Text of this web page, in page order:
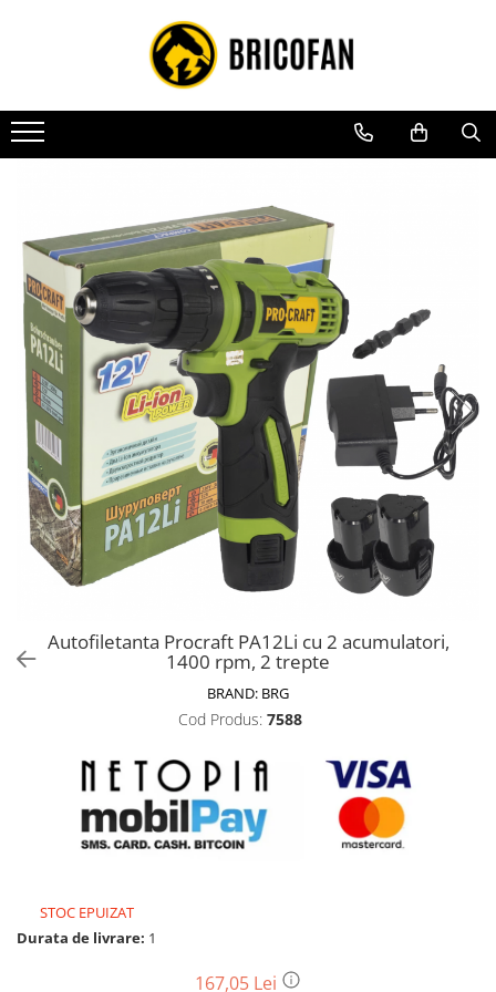
Toate Produsele
Vehicule electrice
Atv
Masini electrice
Motocross
Piese de schimb vehicule electrice
Scutere electrice
Scutere pe benzina
Tricicluri cargo fara permis
Tricicluri persoane
Trotinete electrice
Biciclete, trotinete, triciclete
Biciclete electrice
Triciclete
Motoburghie si accesorii
Drujbe pe benzina
Drujbe cu acumulator
Consumabile drujbe, fierastraie
Unelte electrice busteni
Mori cereale si batoze porumb
Batoze - mori desfacat porumb
Autofiletanta Procraft PA12Li cu 2 acumulatori,
1400 rpm, 2 trepte
BRAND: BRG
Cod Produs: 7588
STOC EPUIZAT
Durata de livrare: 1
167,05 Lei